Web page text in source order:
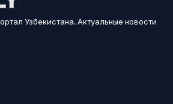
Узбекистана. Актуальные новости